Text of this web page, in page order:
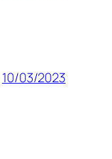
10/03/2023